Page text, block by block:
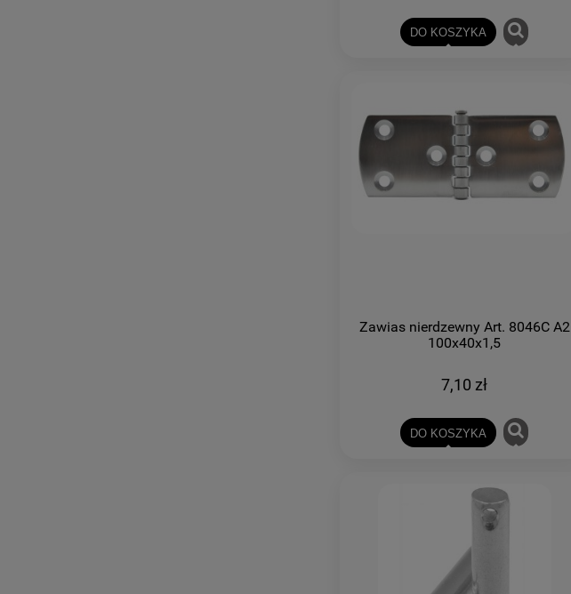
DO KOSZYKA
Zawias nierdzewny Art. 8046C A2
100x40x1,5
7,10 zł
DO KOSZYKA